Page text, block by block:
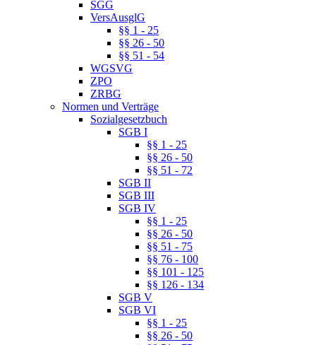
SGG
VersAusglG
§§ 1 - 25
§§ 26 - 50
§§ 51 - 54
WGSVG
ZPO
ZRBG
Normen und Verträge
Sozialgesetzbuch
SGB I
§§ 1 - 25
§§ 26 - 50
§§ 51 - 72
SGB II
SGB III
SGB IV
§§ 1 - 25
§§ 26 - 50
§§ 51 - 75
§§ 76 - 100
§§ 101 - 125
§§ 126 - 134
SGB V
SGB VI
§§ 1 - 25
§§ 26 - 50